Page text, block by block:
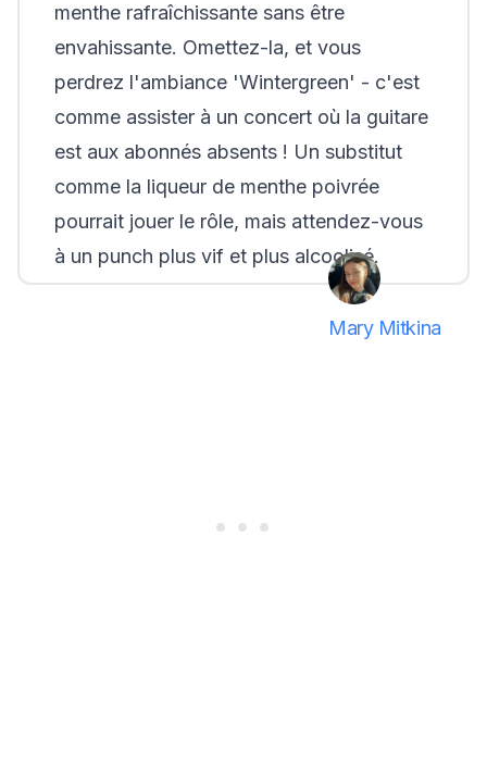
menthe rafraîchissante sans être
envahissante. Omettez-la, et vous
perdrez l'ambiance 'Wintergreen' - c'est
comme assister à un concert où la guitare
est aux abonnés absents ! Un substitut
comme la liqueur de menthe poivrée
pourrait jouer le rôle, mais attendez-vous
à un punch plus vif et plus alcoolisé.
Mary Mitkina